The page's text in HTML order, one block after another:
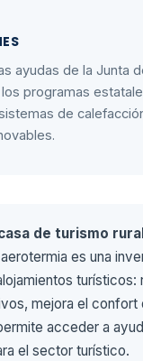
ayudas de la Junta
programas
de
de turismo
es una
turísticos:
mejora el confort
acceder a
el sector turístico.